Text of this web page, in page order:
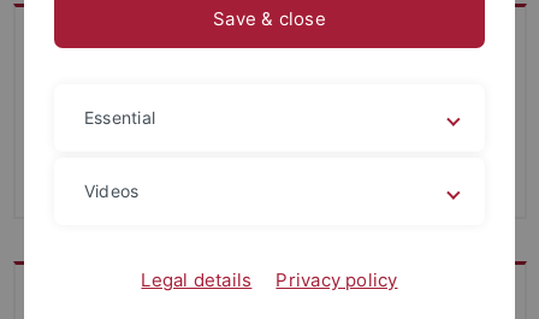
Kontakt
sa.buehler@uni-tuebingen.de
Save & close
Essential
Videos
Legal details Privacy policy